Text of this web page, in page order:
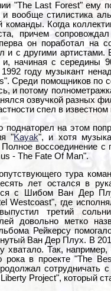
"The Last Forest" ему
вообще стилистика
команды. Когда
причем
он поработал на
и с другими артистами.
и, начиная с середины
году музыкант
Среди помощников по
и потому
озвучкой разных
спел в
поднаторел на этом
"Kayak", и хотя
воссоединение
- The Fate Of Man".
тура
лет остался в
с Шибом Ван Дер
Westcoast", где
третий
довольно метко
Рейкерсу
Ван Дер Плух. В
хватало. Так,
рока в проекте "The
сотрудничать
Project", который